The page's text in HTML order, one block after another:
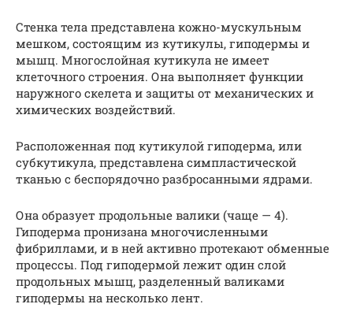
Стенка тела представлена кожно-мускульным
мешком, состоящим из кутикулы, гиподермы и
мышц. Многослойная кутикула не имеет
клеточного строения. Она выполняет функции
наружного скелета и защиты от механических и
химических воздействий.
Расположенная под кутикулой гиподерма, или
субкутикула, представлена симпластической
тканью с беспорядочно разбросанными ядрами.
Она образует продольные валики (чаще — 4).
Гиподерма пронизана многочисленными
фибриллами, и в ней активно протекают обменные
процессы. Под гиподермой лежит один слой
продольных мышц, разделенный валиками
гиподермы на несколько лент.